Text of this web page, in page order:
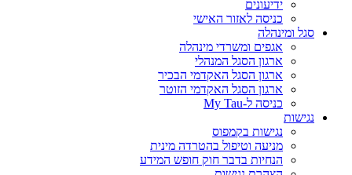
ידיעונים
כניסה לאזור האישי
סגל ומינהלה
אגפים ומשרדי מינהלה
ארגון הסגל המנהלי
ארגון הסגל האקדמי הבכיר
ארגון הסגל האקדמי הזוטר
כניסה ל-My Tau
נגישות
נגישות בקמפוס
מניעה וטיפול בהטרדה מינית
הנחיות בדבר חוק חופש המידע